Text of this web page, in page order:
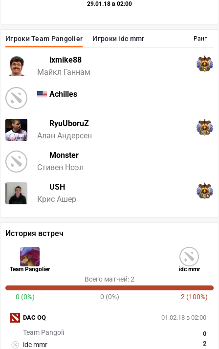
Ранг
Игроки Team Pangolier Игроки idc mmr
ixmike88
Майкл Ганнам
171
Achilles
RyuUboruZ
Алан Андерсен
3215
Monster
Стивен Ноэл
USH
Крис Ашер
1516
29.01.18 в 02:00
История встреч
Team Pangolier idc mmr
Всего матчей: 2
0 (0%) 0 (0%) 2 (100%)
01.02.18 в 02:00
Team Pangoli
idc mmr
0
2
DAC OQ